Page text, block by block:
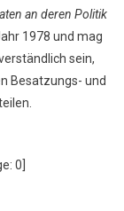
an deren Politik
1978 und mag
sein,
Besatzungs- und
0